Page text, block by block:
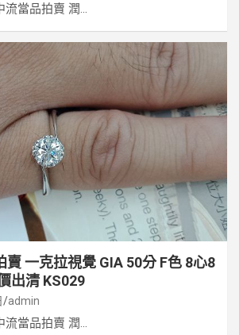
當品拍賣 潤...
賣 一克拉視覺 GIA 50分 F色 8心8
出清 KS029
admin
當品拍賣 潤...